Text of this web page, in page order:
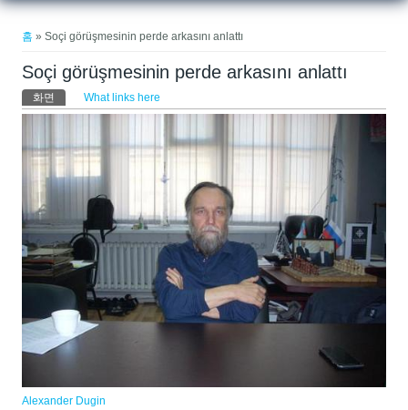
홈 » Soçi görüşmesinin perde arkasını anlattı
Soçi görüşmesinin perde arkasını anlattı
기본탭
화면 (활성탭)What links here
Alexander Dugin